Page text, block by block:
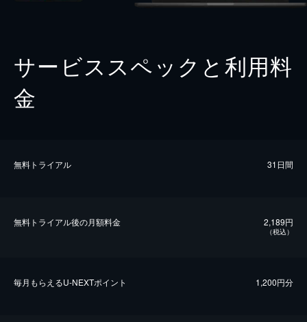
サービススペックと利用料
金
無料トライアル 31日間
無料トライアル後の⽉額料金 2,189円
（税込）
毎⽉もらえるU-NEXTポイント 1,200円分